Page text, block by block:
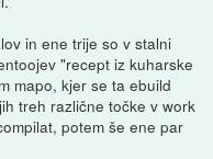
in ene trije so v stalni
"recept iz kuharske
mapo, kjer se ta ebuild
treh različne točke v work
potem še ene par